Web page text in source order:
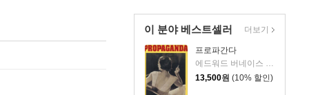
이 분야 베스트셀러
프로파간다
에드워드 버네이스 저/강미경 역
13,500원 (10% 할인)
더보기